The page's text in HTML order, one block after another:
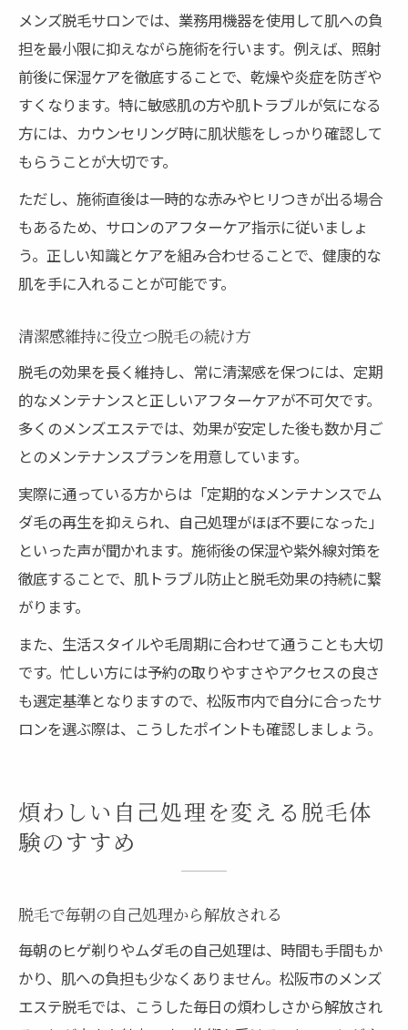
メンズ脱毛サロンでは、業務用機器を使用して肌への負
担を最小限に抑えながら施術を行います。例えば、照射
前後に保湿ケアを徹底することで、乾燥や炎症を防ぎや
すくなります。特に敏感肌の方や肌トラブルが気になる
方には、カウンセリング時に肌状態をしっかり確認して
もらうことが大切です。
ただし、施術直後は一時的な赤みやヒリつきが出る場合
もあるため、サロンのアフターケア指示に従いましょ
う。正しい知識とケアを組み合わせることで、健康的な
肌を手に入れることが可能です。
清潔感維持に役立つ脱毛の続け方
脱毛の効果を長く維持し、常に清潔感を保つには、定期
的なメンテナンスと正しいアフターケアが不可欠です。
多くのメンズエステでは、効果が安定した後も数か月ご
とのメンテナンスプランを用意しています。
実際に通っている方からは「定期的なメンテナンスでム
ダ毛の再生を抑えられ、自己処理がほぼ不要になった」
といった声が聞かれます。施術後の保湿や紫外線対策を
徹底することで、肌トラブル防止と脱毛効果の持続に繋
がります。
また、生活スタイルや毛周期に合わせて通うことも大切
です。忙しい方には予約の取りやすさやアクセスの良さ
も選定基準となりますので、松阪市内で自分に合ったサ
ロンを選ぶ際は、こうしたポイントも確認しましょう。
煩わしい自己処理を変える脱毛体
験のすすめ
脱毛で毎朝の自己処理から解放される
毎朝のヒゲ剃りやムダ毛の自己処理は、時間も手間もか
かり、肌への負担も少なくありません。松阪市のメンズ
エステ脱毛では、こうした毎日の煩わしさから解放され